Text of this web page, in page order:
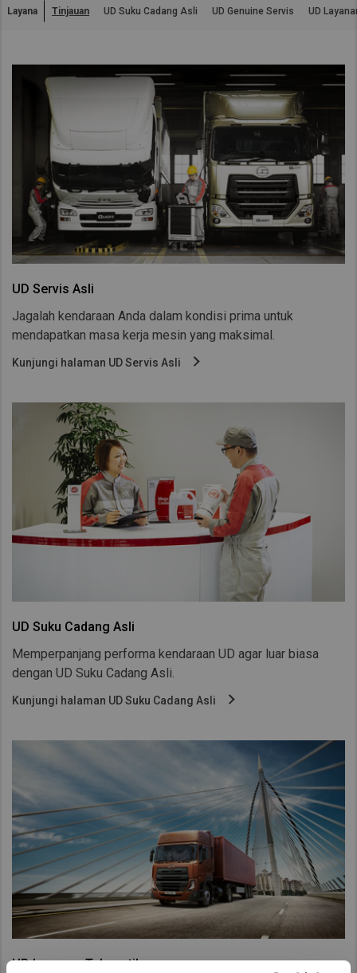
Asia Pacific
China
Hong Kong (Region of China)
Indonesia
Japan
Korea
Malaysia
Cambodia
Myanmar
Vietnam
Singapore
Taiwan (Province of China)
Africa and Middle East
MEENA
South Africa
Kenya
Egypt
Latin America
Return to Global
Layana Tinjauan UD Suku Cadang Asli UD Genuine Servis UD
UD Servis Asli
Jagalah kendaraan Anda dalam kondisi prima untuk
mendapatkan masa kerja mesin yang maksimal.
Kunjungi halaman UD Servis Asli
UD Suku Cadang Asli
Memperpanjang performa kendaraan UD agar luar biasa
dengan UD Suku Cadang Asli.
Kunjungi halaman UD Suku Cadang Asli
UD Layanan Telematika